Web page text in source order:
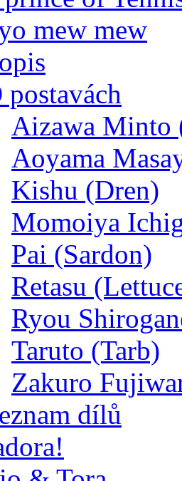
mew mew
postavách
Aizawa Minto
Aoyama
Kishu (Dren)
Momoiya
Pai (Sardon)
Retasu
Ryou
Taruto (Tarb)
Zakuro
dílů